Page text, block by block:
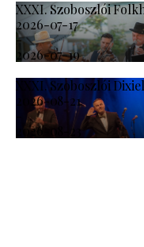
XXXI. Szoboszlói
2026-07-17
-
2026-07-19
XXXI. Szoboszlói
2026-08-21
-
2026-08-23